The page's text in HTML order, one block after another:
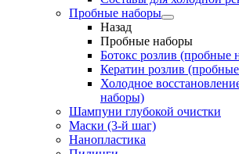
Пробные наборы
Назад
Пробные наборы
Ботокс розлив (пробные
Кератин розлив
Холодное
наборы)
Шампуни глубокой очистки
Маски (3-й шаг)
Нанопластика